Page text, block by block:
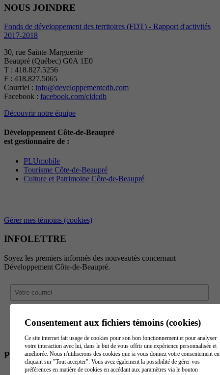
NOUS JOINDRE
Fonds de développement des territoires (FDT) - Rapport d'activités
2017-2018
30, rue Sainte-Marguerite
Beaupré (Québec) G0A 1E0
T : 418.827.5256
F : 418.827.5065
Courriel : info@developpementcdb.com
Facebook : facebook.com/cldcdb
Découvrir notre équipe
Développement Côte-de-Beaupré
est gestionnaire de :
PLUmobile
Tourisme Côte-de-Beaupré
Culture et Patrimoine Côte-de-Beaupré
Gérer mes témoins (cookies)
INFOLETTRE
Soyez les premiers informés des nouveautés concernant
Développement Côte-de-Beaupré.
PARTENAIRES
Consentement aux fichiers témoins (cookies)
Ce site internet fait usage de cookies pour son bon fonctionnement et pour analyser
votre interaction avec lui, dans le but de vous offrir une expérience personnalisée et
améliorée. Nous n'utiliserons des cookies que si vous donnez votre consentement en
cliquant sur "Tout accepter". Vous avez également la possibilité de gérer vos
préférences en matière de cookies en accédant aux paramètres via le bouton